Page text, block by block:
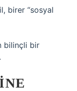
birer “sosyal
bilinçli bir